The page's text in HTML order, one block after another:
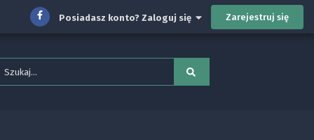
Posiadasz konto? Zaloguj się Zarejestruj się